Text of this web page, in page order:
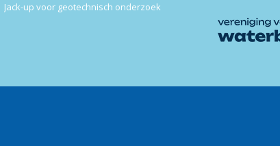
Jack-up voor geotechnisch onderzoek